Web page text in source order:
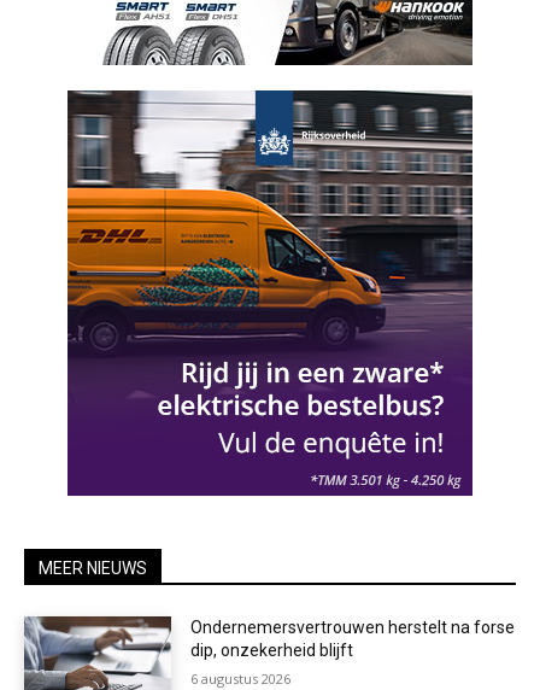
MEER NIEUWS
Ondernemersvertrouwen herstelt na forse
dip, onzekerheid blijft
6 augustus 2026